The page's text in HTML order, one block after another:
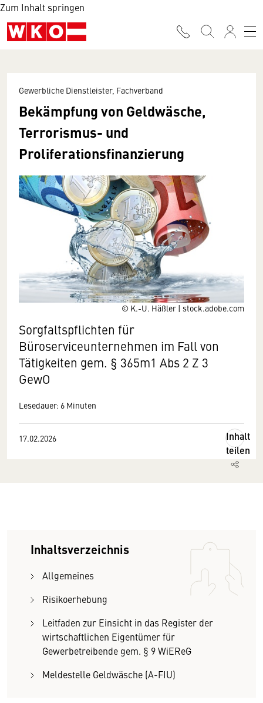
Zum Inhalt springen
© K.-U. Häßler | stock.adobe.com
Gewerbliche Dienstleister, Fachverband
Bekämpfung von Geldwäsche,
Terrorismus- und
Proliferationsfinanzierung
Sorgfaltspflichten für
Büroserviceunternehmen im Fall von
Tätigkeiten gem. § 365m1 Abs 2 Z 3
GewO
Lesedauer: 6 Minuten
17.02.2026
Inhalt
teilen
Inhaltsverzeichnis
Allgemeines
Risikoerhebung
Leitfaden zur Einsicht in das Register der
wirtschaftlichen Eigentümer für
Gewerbetreibende gem. § 9 WiEReG
Meldestelle Geldwäsche (A-FIU)